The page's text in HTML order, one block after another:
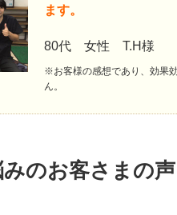
ます。
80代 女性 T.H様
※お客様の感想であり、効果
ん。
のお客さまの声